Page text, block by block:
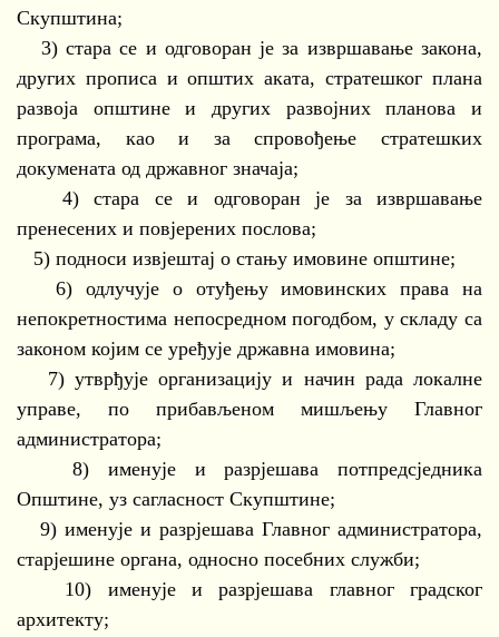
Скупштина;
3) стара се и одговоран је за извршавање закона,
других прописа и општих аката, стратешког плана
развоја општине и других развојних планова и
програма, као и за спровођење стратешких
докумената од државног значаја;
4) стара се и одговоран је за извршавање
пренесених и повјерених послова;
5) подноси извјештај о стању имовине општине;
6) одлучује о отуђењу имовинских права на
непокретностима непосредном погодбом, у складу са
законом којим се уређује државна имовина;
7) утврђује организацију и начин рада локалне
управе, по прибављеном мишљењу Главног
администратора;
8) именује и разрјешава потпредсједника
Општине, уз сагласност Скупштине;
9) именује и разрјешава Главног администратора,
старјешине органа, односно посебних служби;
10) именује и разрјешава главног градског
архитекту;